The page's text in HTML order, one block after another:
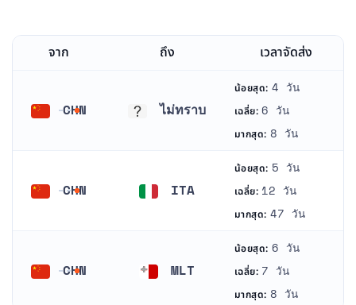
จาก ถึง เวลาจัดส่ง
CHN ไม่ทราบ
น้อยสุด: 4 วัน
เฉลี่ย: 6 วัน
มากสุด: 8 วัน
CHN ITA
น้อยสุด: 5 วัน
เฉลี่ย: 12 วัน
มากสุด: 47 วัน
CHN MLT
น้อยสุด: 6 วัน
เฉลี่ย: 7 วัน
มากสุด: 8 วัน